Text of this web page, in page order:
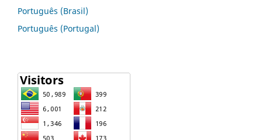
Português (Brasil)
Português (Portugal)